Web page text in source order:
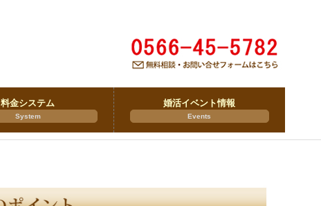
料金システム
System
婚活イベント情報
Events